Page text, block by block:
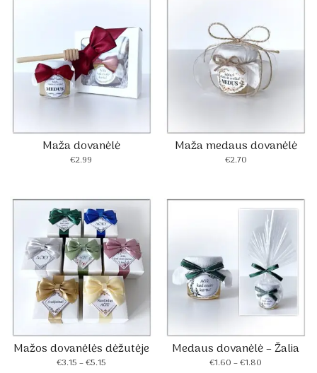
Maža dovanėlė
€2.99
Maža medaus dovanėlė
€2.70
Mažos dovanėlės dėžutėje
€3.15 –€5.15Price
Medaus dovanėlė – Žalia
€1.60 –€1.80